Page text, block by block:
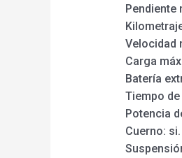
Pendiente
Velocidad
Carga
Batería
Tiempo
Potencia
Cuerno: si.